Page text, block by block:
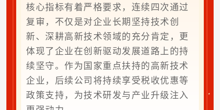
核心指标有着严格要求，连续四次通过
复审，不仅是对企业长期坚持技术创
新、深耕高新技术领域的充分肯定，更
体现了企业在创新驱动发展道路上的持
续坚守。作为国家重点扶持的高新技术
企业，后续公司将持续享受税收优惠等
政策支持，为技术研发与产业升级注入